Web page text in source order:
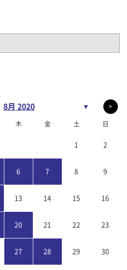
8月 2020 ▼ >
木 金 土 日
1 2
6 7 8 9
13 14 15 16
20 21 22 23
27 28 29 30